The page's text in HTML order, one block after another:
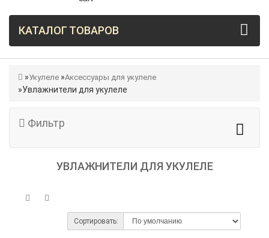
КАТАЛОГ ТОВАРОВ
Укулеле Аксессуары для укулеле
Увлажнители для укулеле
Фильтр
УВЛАЖНИТЕЛИ ДЛЯ УКУЛЕЛЕ
Сортировать: